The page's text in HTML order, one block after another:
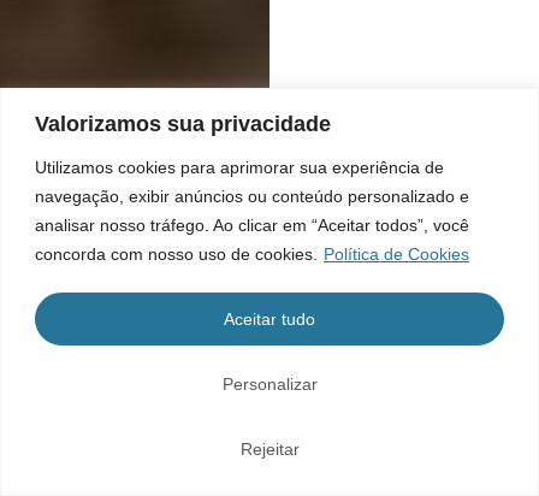
Valorizamos sua privacidade
Utilizamos cookies para aprimorar sua experiência de
navegação, exibir anúncios ou conteúdo personalizado e
analisar nosso tráfego. Ao clicar em “Aceitar todos”, você
concorda com nosso uso de cookies.
Política de Cookies
Personalizar
Rejeitar
Aceitar tudo